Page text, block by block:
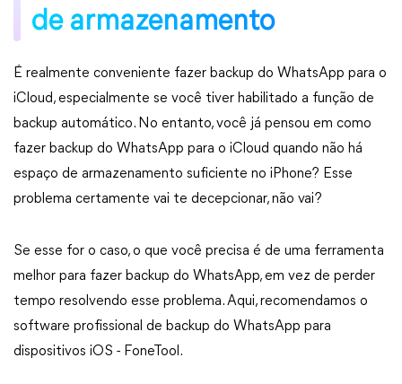
de armazenamento
É realmente conveniente fazer backup do WhatsApp para o
iCloud, especialmente se você tiver habilitado a função de
backup automático. No entanto, você já pensou em como
fazer backup do WhatsApp para o iCloud quando não há
espaço de armazenamento suficiente no iPhone? Esse
problema certamente vai te decepcionar, não vai?
Se esse for o caso, o que você precisa é de uma ferramenta
melhor para fazer backup do WhatsApp, em vez de perder
tempo resolvendo esse problema. Aqui, recomendamos o
software profissional de backup do WhatsApp para
dispositivos iOS - FoneTool.